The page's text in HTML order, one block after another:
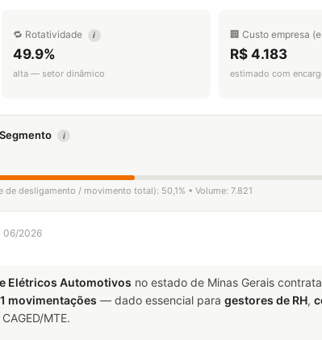
🔁 Rotatividade i
49.9%
alta — setor dinâmico
🏢 Custo empresa
R$ 4.183
estimado com
i
desligamento / movimento total): 50,1% • Volume: 7.821
06/2026
Elétricos Automotivos no estado de Minas Gerais
movimentações — dado essencial para gestores de RH,
MTE.